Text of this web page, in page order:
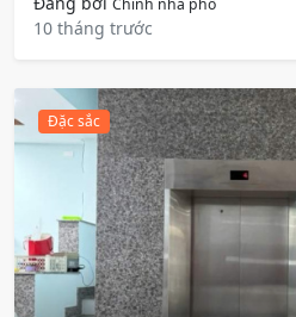
Chính nhà phố
10 tháng trước
Đặc sắc